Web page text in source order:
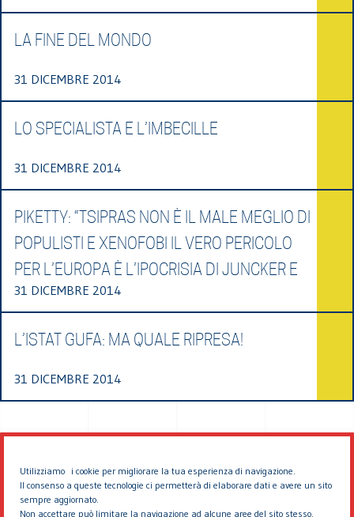
Utilizziamo i cookie per migliorare la tua esperienza di navigazione.
Il consenso a queste tecnologie ci permetterà di elaborare dati e avere un sito
sempre aggiornato.
Non accettare può limitare la navigazione ad alcune aree del sito stesso.
LA FINE DEL MONDO
31 DICEMBRE 2014
LO SPECIALISTA E L’IMBECILLE
31 DICEMBRE 2014
PIKETTY: “TSIPRAS NON È IL MALE MEGLIO DI
POPULISTI E XENOFOBI IL VERO PERICOLO
PER L’EUROPA È L’IPOCRISIA DI JUNCKER E
31 DICEMBRE 2014
L’ISTAT GUFA: MA QUALE RIPRESA!
31 DICEMBRE 2014